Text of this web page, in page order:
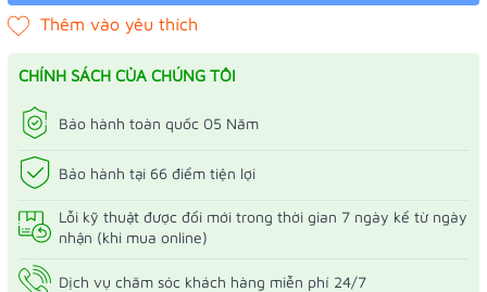
CHÍNH SÁCH CỦA CHÚNG TÔI
Bảo hành toàn quốc 05 Năm
Bảo hành tại 66 điểm tiện lợi
Lỗi kỹ thuật được đổi mới trong thời gian 7 ngày kể từ ngày
nhận (khi mua online)
Dịch vụ chăm sóc khách hàng miễn phí 24/7